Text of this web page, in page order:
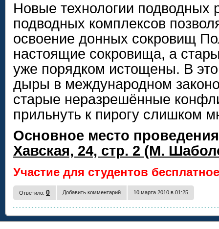
Новые технологии подводных
подводных комплексов
освоение донных сокровищ
настоящие сокровища, а
уже порядком истощены. В
дыры в международном
старые неразрешённые
прильнуть к пирогу слишком
Основное место
Хавская, 24, стр. 2 (М.
Участие для студентов бесплатное
Ответило: 0 Добавить комментарий 10 марта 2010 в 01:25